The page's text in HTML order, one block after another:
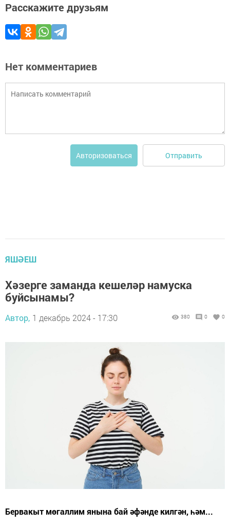
Расскажите друзьям
Нет комментариев
Авторизоваться Отправить
ЯШӘЕШ
Хәзерге заманда кешеләр намуска
буйсынамы?
Автор, 1 декабрь 2024 - 17:30 380 0 0
Бервакыт мөгаллим янына бай әфәнде килгән, һәм...